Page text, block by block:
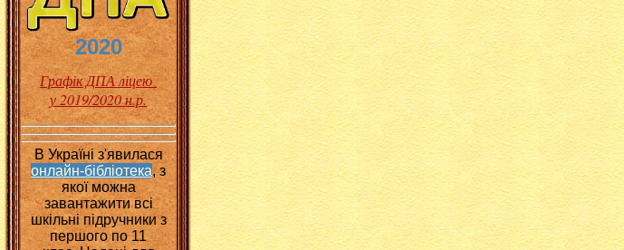
2020
Графік ДПА ліцею
у 2019/2020 н.р.
В Україні з'явилася
онлайн-бібліотека, з
якої можна
завантажити всі
шкільні підручники з
першого по 11